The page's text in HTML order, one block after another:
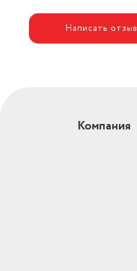
Число портов HDMI
Вес товара в упаковке, (кг)
Написать отзыв
Компания